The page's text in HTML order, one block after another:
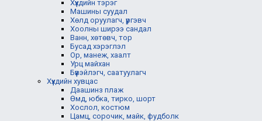
Хүүхдийн тэрэг
Машины суудал
Хөлд оруулагч, үүргэвч
Хоолны ширээ сандал
Ванн, хөтөвч, тор
Бусад хэрэглэл
Ор, манеж, хаалт
Урц майхан
Бүүвэйлэгч, саатуулагч
Хүүхдийн хувцас
Даашинз плаж
Өмд, юбка, тирко, шорт
Хослол, костюм
Цамц, сорочик, майк, фудболк